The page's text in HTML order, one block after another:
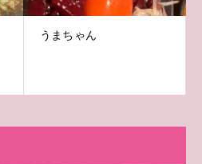
うまちゃん